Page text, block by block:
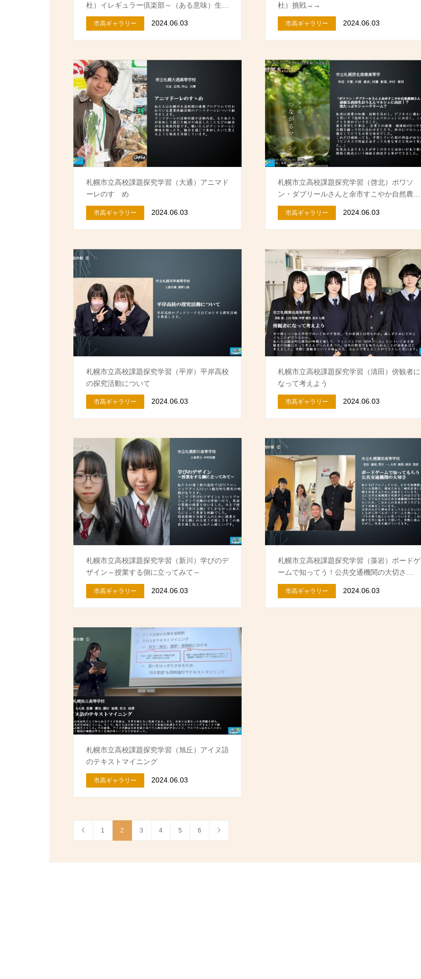
杜）イレギュラー倶楽部～（ある意味）生…
市高ギャラリー 2024.06.03
杜）挑戦→→
市高ギャラリー 2024.06.03
札幌市立高校課題探究学習（大通）アニマド
ーレのすゝめ
市高ギャラリー 2024.06.03
札幌市立高校課題探究学習（啓北）ポワソ
ン・ダブリールさんと余市すこやか自然農…
市高ギャラリー 2024.06.03
札幌市立高校課題探究学習（平岸）平岸高校
の探究活動について
市高ギャラリー 2024.06.03
札幌市立高校課題探究学習（清田）傍観者に
なって考えよう
市高ギャラリー 2024.06.03
札幌市立高校課題探究学習（新川）学びのデ
ザイン～授業する側に立ってみて～
市高ギャラリー 2024.06.03
札幌市立高校課題探究学習（藻岩）ボードゲ
ームで知ってう！公共交通機関の大切さ…
市高ギャラリー 2024.06.03
札幌市立高校課題探究学習（旭丘）アイヌ語
のテキストマイニング
市高ギャラリー 2024.06.03
1 2 3 4 5 6